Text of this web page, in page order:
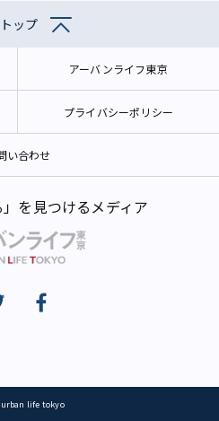
ップ
アーバンライフ東京
プライバシーポリシー
い合わせ
を見つけるメディア
life tokyo